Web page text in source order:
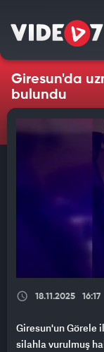
Giresun'da
bulundu
18.11.2025 16:17
Giresun'un Görele
silahla vurulmuş